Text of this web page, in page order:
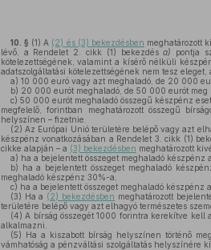
10. § (1) A (2) és (3) bekezdésben meghatározott
lévő, a Rendelet 2. cikk (1) bekezdésa)
pontja
kötelezettségének, valamint a kísérő nélküli
adatszolgáltatási kötelezettségének nem tesz eleget,
a) 10 000 euró vagy azt meghaladó, de 20 000
b) 20 000 eurót meghaladó, de 50 000 eurót meg
c) 50 000 eurót meghaladó összegű készpénz
megfelelő, forintban meghatározott összegű
helyszínen – fizetnie.
(2) Az Európai Unió területére belépő vagy azt
készpénz vonatkozásában a Rendelet 3. cikk (1)
cikke alapján – a (3) bekezdésben meghatározott
a) ha a bejelentett összeget meghaladó
b) ha a bejelentett összeget meghaladó
meghaladó készpénz 30%-a,
c) ha a bejelentett összeget meghaladó
(3) Ha a (2) bekezdésben meghatározott
területére belépő vagy azt elhagyó természetes
(4) A bírság összegét 1000 forintra kerekítve kell
alkalmazni.
(5) Ha a kiszabott bírság helyszínen történő
vámhatóság a pénzváltási szolgáltatás helyszínére